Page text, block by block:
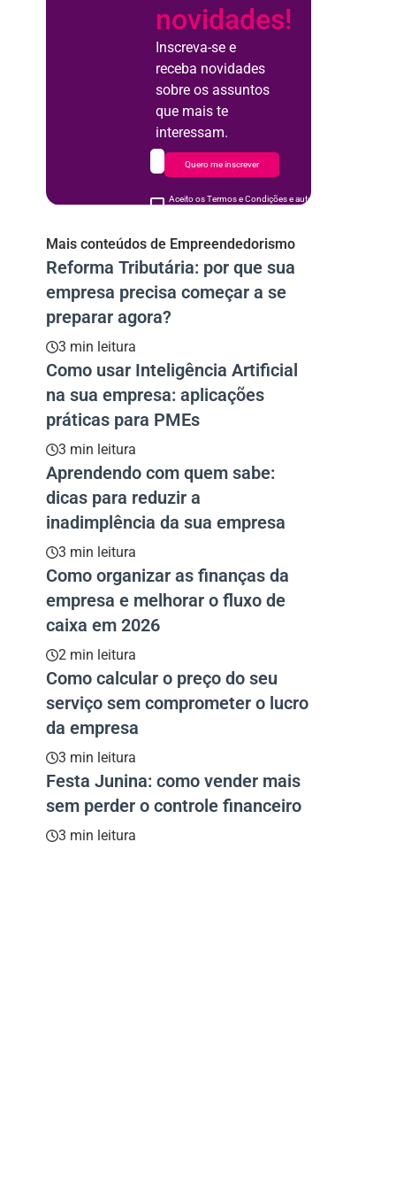
novidades!
Inscreva-se e
receba novidades
sobre os assuntos
que mais te
interessam.
Aceito os Termos e Condições e autorizo o uso de meus
Quero me inscrever
Mais conteúdos de Empreendedorismo
Reforma Tributária: por que sua
empresa precisa começar a se
preparar agora?
3 min leitura
Como usar Inteligência Artificial
na sua empresa: aplicações
práticas para PMEs
3 min leitura
Aprendendo com quem sabe:
dicas para reduzir a
inadimplência da sua empresa
3 min leitura
Como organizar as finanças da
empresa e melhorar o fluxo de
caixa em 2026
2 min leitura
Como calcular o preço do seu
serviço sem comprometer o lucro
da empresa
3 min leitura
Festa Junina: como vender mais
sem perder o controle financeiro
3 min leitura